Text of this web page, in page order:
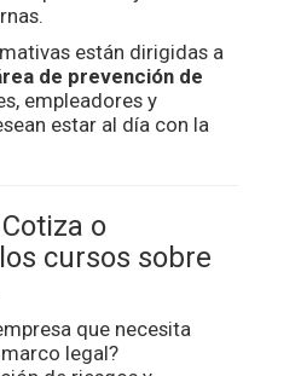
están dirigidas a
de prevención de
empleadores y
estar al día con la
o
cursos sobre
que necesita
legal?